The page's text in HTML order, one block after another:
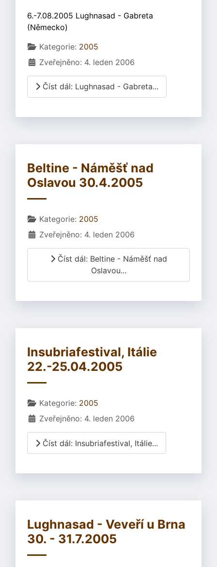
6.-7.08.2005 Lughnasad - Gabreta
(Německo)
Základní údaje
Kategorie: 2005
Zveřejněno: 4. leden 2006
Číst dál: Lughnasad - Gabreta...
Beltine - Náměšť nad
Oslavou 30.4.2005
Základní údaje
Kategorie: 2005
Zveřejněno: 4. leden 2006
Číst dál: Beltine - Náměšť nad
Oslavou...
Insubriafestival, Itálie
22.-25.04.2005
Základní údaje
Kategorie: 2005
Zveřejněno: 4. leden 2006
Číst dál: Insubriafestival, Itálie...
Lughnasad - Veveří u Brna
30. - 31.7.2005